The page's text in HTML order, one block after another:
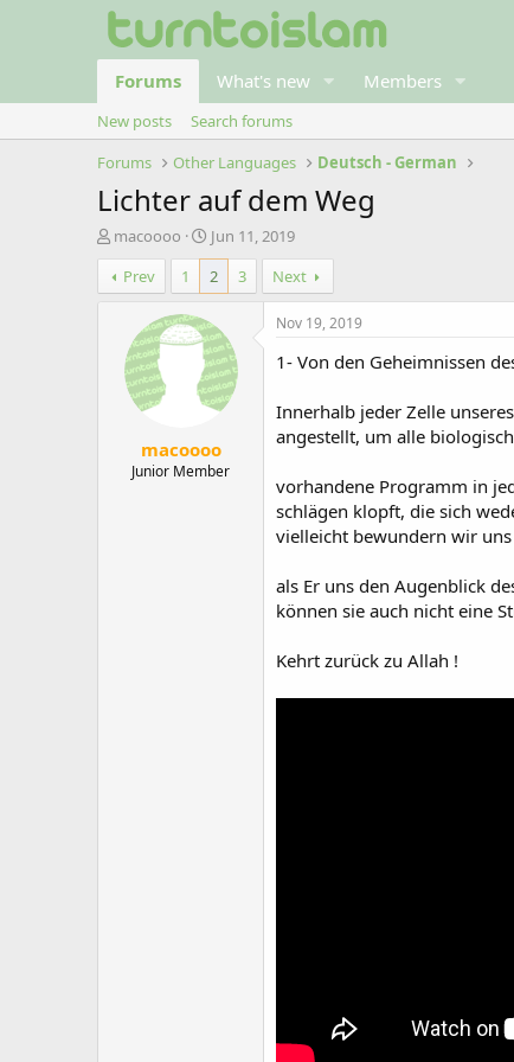
Forums What's new Members
New posts
Search forums
Forums
Other Languages Deutsch - German
Lichter auf dem Weg
T
h
r
e
macoooo
S
t
a
r
t
d
a
t
e
Jun 11, 2019
Prev
1 2 3 Next
macoooo
Junior Member
Nov 19, 2019
1- Von den Geheimnissen
Innerhalb jeder Zelle
angestellt, um alle
vorhandene Programm in
schlägen klopft, die sich
vielleicht bewundern wir
als Er uns den Augenblick
können sie auch nicht eine
Kehrt zurück zu Allah !